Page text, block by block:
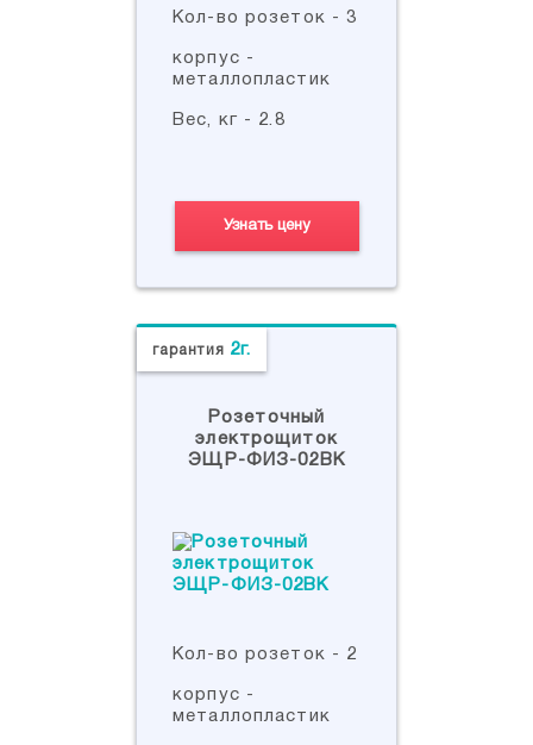
Кол-во розеток - 3
корпус -
металлопластик
Вес, кг - 2.8
Узнать цену
гарантия 2г.
Розеточный
электрощиток
ЭЩР-ФИЗ-02ВК
Кол-во розеток - 2
корпус -
металлопластик